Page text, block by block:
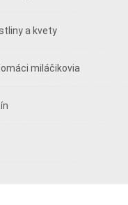
a kvety
miláčikovia